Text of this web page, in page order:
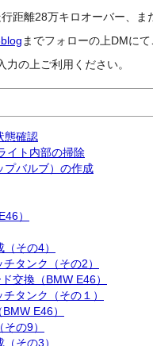
距離28万キロオーバー、ま
までフォローの上DMにて
力の上ご利用ください。
態確認
イト内部の掃除
プバルブ）の作成
）
その4）
タンク（その2）
交換（BMW E46）
タンク（その１）
E46）
の9）
その3）